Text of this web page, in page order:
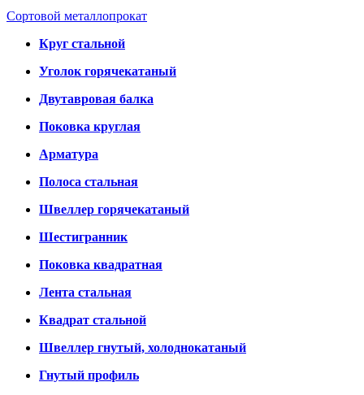
Сортовой металлопрокат
Круг стальной
Уголок горячекатаный
Двутавровая балка
Поковка круглая
Арматура
Полоса стальная
Швеллер горячекатаный
Шестигранник
Поковка квадратная
Лента стальная
Квадрат стальной
Швеллер гнутый, холоднокатаный
Гнутый профиль